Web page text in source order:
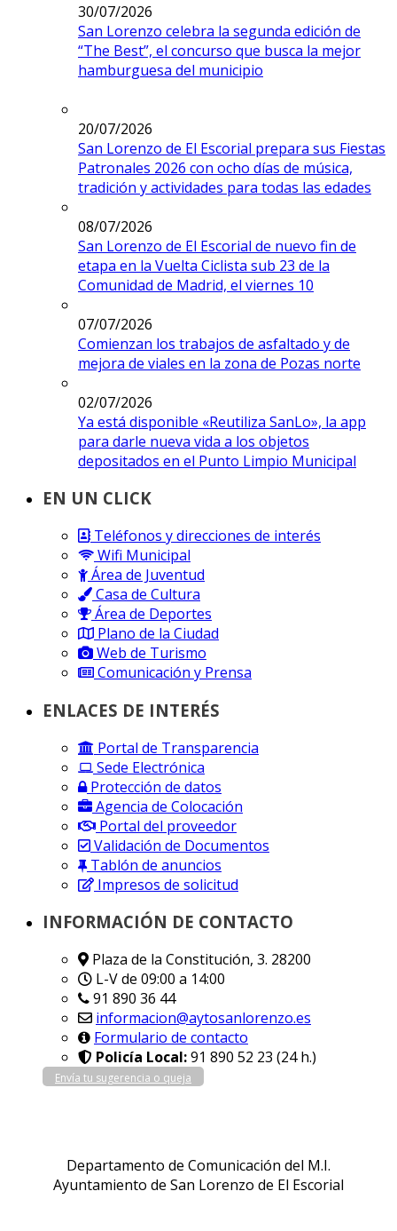
30/07/2026
San Lorenzo celebra la segunda edición de
“The Best”, el concurso que busca la mejor
hamburguesa del municipio
20/07/2026
San Lorenzo de El Escorial prepara sus Fiestas
Patronales 2026 con ocho días de música,
tradición y actividades para todas las edades
08/07/2026
San Lorenzo de El Escorial de nuevo fin de
etapa en la Vuelta Ciclista sub 23 de la
Comunidad de Madrid, el viernes 10
07/07/2026
Comienzan los trabajos de asfaltado y de
mejora de viales en la zona de Pozas norte
02/07/2026
Ya está disponible «Reutiliza SanLo», la app
para darle nueva vida a los objetos
depositados en el Punto Limpio Municipal
EN UN CLICK
Teléfonos y direcciones de interés
Wifi Municipal
Área de Juventud
Casa de Cultura
Área de Deportes
Plano de la Ciudad
Web de Turismo
Comunicación y Prensa
ENLACES DE INTERÉS
Portal de Transparencia
Sede Electrónica
Protección de datos
Agencia de Colocación
Portal del proveedor
Validación de Documentos
Tablón de anuncios
Impresos de solicitud
INFORMACIÓN DE CONTACTO
Plaza de la Constitución, 3. 28200
L-V de 09:00 a 14:00
91 890 36 44
informacion@aytosanlorenzo.es
Formulario de contacto
Policía Local:91 890 52 23 (24 h.)
Envía tu sugerencia o queja
Departamento de Comunicación del M.I.
Ayuntamiento de San Lorenzo de El Escorial